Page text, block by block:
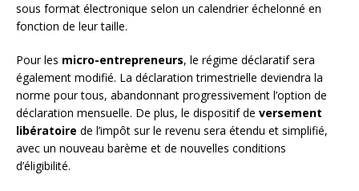
sous format électronique selon un calendrier échelonné en
fonction de leur taille.
Pour les micro-entrepreneurs, le régime déclaratif sera
également modifié. La déclaration trimestrielle deviendra la
norme pour tous, abandonnant progressivement l’option de
déclaration mensuelle. De plus, le dispositif de versement
libératoire de l’impôt sur le revenu sera étendu et simplifié,
avec un nouveau barème et de nouvelles conditions
d’éligibilité.